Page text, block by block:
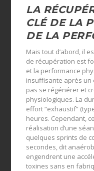
LA
CLÉ DE LA
DE LA
Mais tout d’abord, il
de récupération est
et la performance
insuffisante après un
pas se régénérer et
physiologiques. La
effort “exhaustif”
heures. Cependant,
réalisation d’une
quelques sprints de
secondes, dit
engendrent une
toxines sans en